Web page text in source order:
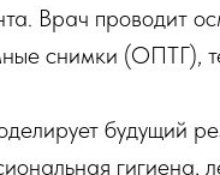
Врач проводит
снимки (ОПТГ),
будущий
гигиена,